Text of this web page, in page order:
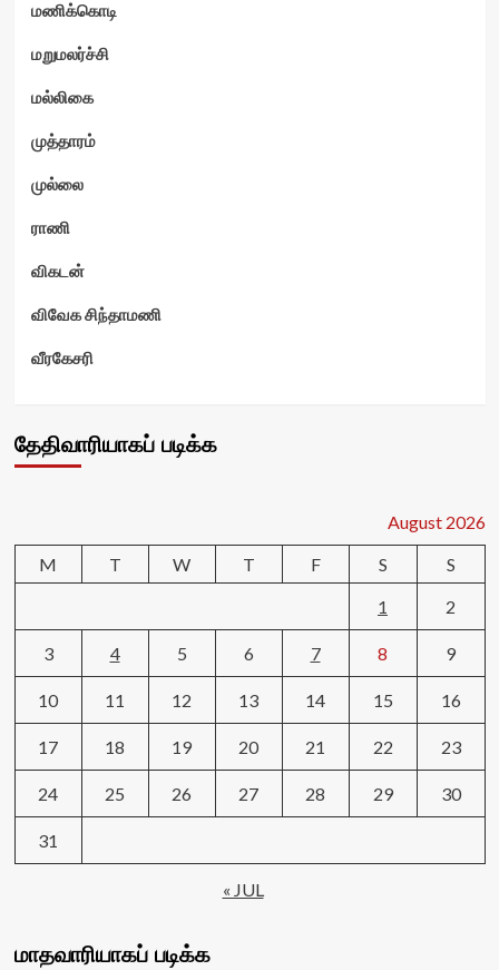
மணிக்கொடி
மறுமலர்ச்சி
மல்லிகை
முத்தாரம்
முல்லை
ராணி
விகடன்
விவேக சிந்தாமணி
வீரகேசரி
தேதிவாரியாகப் படிக்க
August 2026
M
T W T F S
S
1
2
3 4 5 6 7 8 9
10 11 12 13 14 15 16
17 18 19 20 21 22 23
24 25 26 27 28 29 30
31
« JUL
மாதவாரியாகப் படிக்க